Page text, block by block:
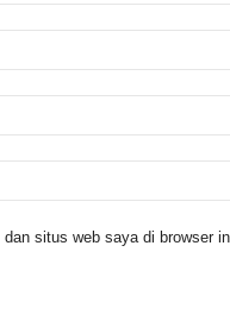
situs web saya di browser